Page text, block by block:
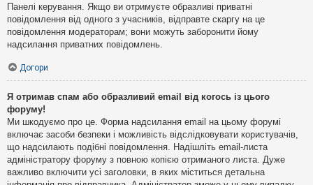
Панелі керування. Якщо ви отримуєте образливі приватні
повідомлення від одного з учасників, відправте скаргу на це
повідомлення модераторам; вони можуть заборонити йому
надсилання приватних повідомлень.
Догори
Я отримав спам або образливий email від когось із цього
форуму!
Ми шкодуємо про це. Форма надсилання email на цьому форумі
включає засоби безпеки і можливість відслідковувати користувачів,
що надсилають подібні повідомлення. Надішліть email-листа
адміністратору форуму з повною копією отриманого листа. Дуже
важливо включити усі заголовки, в яких міститься детальна